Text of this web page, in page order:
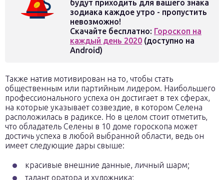
будут приходить для вашего знака
зодиака каждое утро - пропустить
невозможно!
Скачайте бесплатно: Гороскоп на
каждый день 2020 (доступно на
Android)
Также натив мотивирован на то, чтобы стать
общественным или партийным лидером. Наибольшего
профессионального успеха он достигает в тех сферах,
на которые указывает созвездие, в котором Селена
расположилась в радиксе. Но в целом стоит отметить,
что обладатель Селены в 10 доме гороскопа может
достичь успеха в любой выбранной области, ведь он
имеет следующие дары свыше:
красивые внешние данные, личный шарм;
талант оратора и художника;